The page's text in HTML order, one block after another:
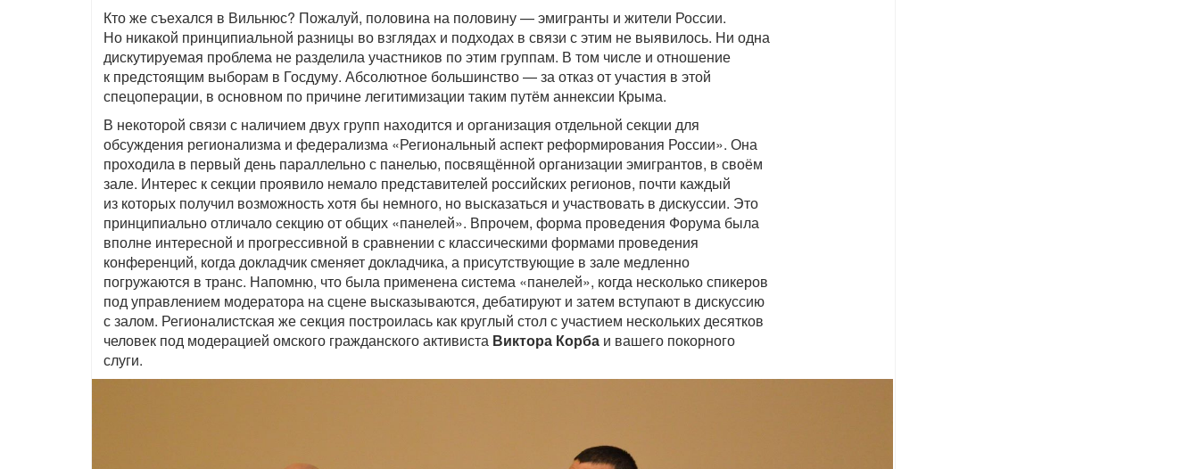
Кто же съехался в Вильнюс? Пожалуй, половина на половину — эмигранты и жители России.
Но никакой принципиальной разницы во взглядах и подходах в связи с этим не выявилось. Ни одна
дискутируемая проблема не разделила участников по этим группам. В том числе и отношение
к предстоящим выборам в Госдуму. Абсолютное большинство — за отказ от участия в этой
спецоперации, в основном по причине легитимизации таким путём аннексии Крыма.
В некоторой связи с наличием двух групп находится и организация отдельной секции для
обсуждения регионализма и федерализма «Региональный аспект реформирования России». Она
проходила в первый день параллельно с панелью, посвящённой организации эмигрантов, в своём
зале. Интерес к секции проявило немало представителей российских регионов, почти каждый
из которых получил возможность хотя бы немного, но высказаться и участвовать в дискуссии. Это
принципиально отличало секцию от общих «панелей». Впрочем, форма проведения Форума была
вполне интересной и прогрессивной в сравнении с классическими формами проведения
конференций, когда докладчик сменяет докладчика, а присутствующие в зале медленно
погружаются в транс. Напомню, что была применена система «панелей», когда несколько спикеров
под управлением модератора на сцене высказываются, дебатируют и затем вступают в дискуссию
с залом. Регионалистская же секция построилась как круглый стол с участием нескольких десятков
человек под модерацией омского гражданского активиста Виктора Корба и вашего покорного
слуги.